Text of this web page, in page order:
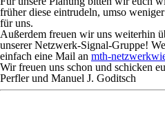
früher diese eintrudeln, umso
für uns.
Außerdem freuen wir uns weiterhin
unserer Netzwerk-Signal-Gruppe!
einfach eine Mail an mth-
Wir freuen uns schon und schicken
Perfler und Manuel J. Goditsch